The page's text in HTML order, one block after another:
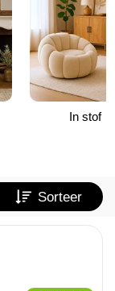
In stof
Sorteer